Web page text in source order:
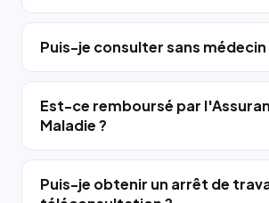
Puis-je consulter sans
Est-ce remboursé par
Maladie ?
Puis-je obtenir un arrêt de